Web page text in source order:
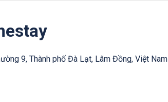
9, Thành phố Đà Lạt, Lâm Đồng, Việt Nam